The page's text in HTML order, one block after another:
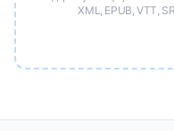
XML, EPUB, VTT,